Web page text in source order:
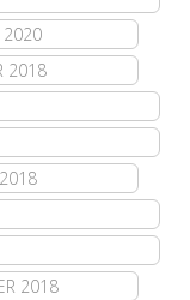
2020
2018
2018